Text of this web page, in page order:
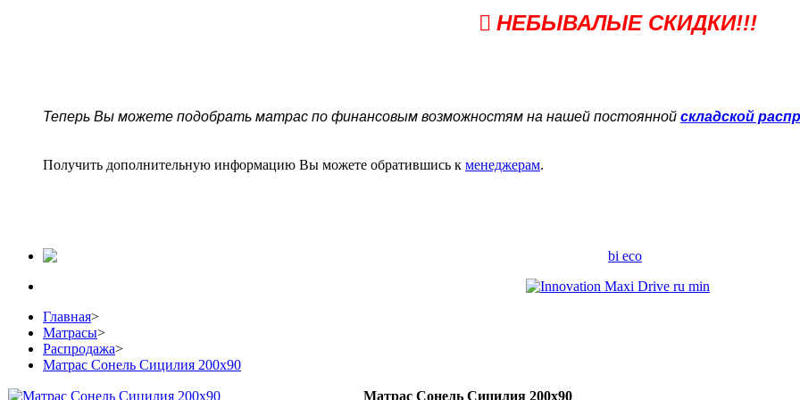
НЕБЫВАЛЫЕ СКИДКИ!!!
Теперь Вы можете подобрать матрас по финансовым возможностям на нашей постоянной складской
Получить дополнительную информацию Вы можете обратившись к менеджерам.
Главная>
Матрасы>
Распродажа>
Матрас Сонель Сицилия 200х90
Матрас Сонель Сицилия 200х90